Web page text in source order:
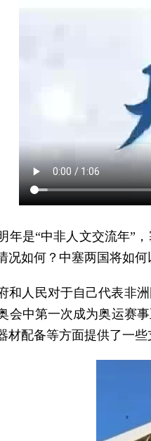
年是“中非人文交流年”
况如何？中塞两国将如
和人民对于自己代表非
会中第一次成为奥运赛
材配备等方面提供了一些